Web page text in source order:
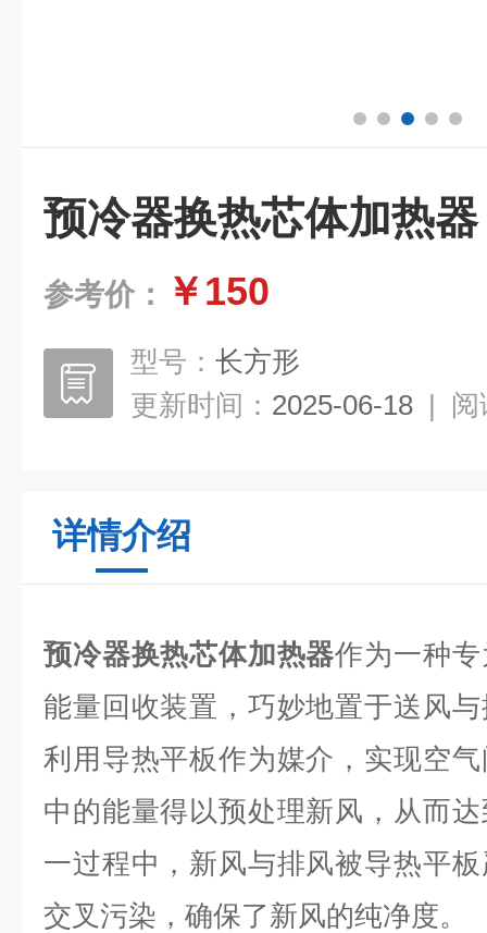
预冷器换热芯体加热器
参考价： ￥150
型号： 长方形
更新时间： 2025-06-18 | 阅
详情介绍
预冷器换热芯体加热器作为一种
能量回收装置，巧妙地置于送风
利用导热平板作为媒介，实现空
中的能量得以预处理新风，从而
一过程中，新风与排风被导热平
交叉污染，确保了新风的纯净度。